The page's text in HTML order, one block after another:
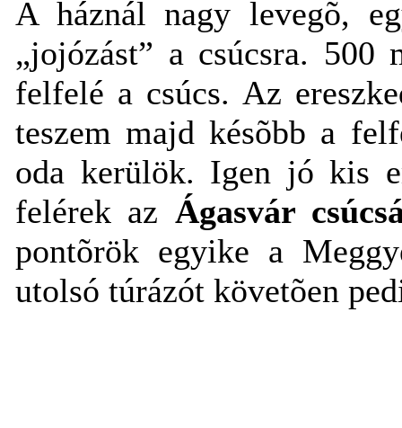
A háznál nagy levegõ,
„jojózást” a csúcsra. 500
felfelé a csúcs. Az
teszem majd késõbb a
oda kerülök. Igen jó kis
felérek az Ágasvár
pontõrök egyike a
utolsó túrázót követõen